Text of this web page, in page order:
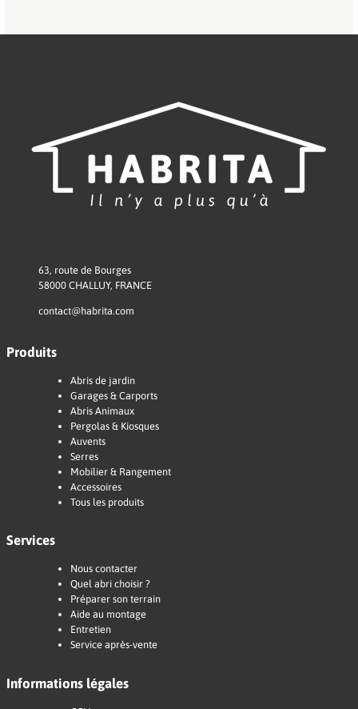
63, route de Bourges
58000 CHALLUY, FRANCE
contact@habrita.com
Produits
Abris de jardin
Garages & Carports
Abris Animaux
Pergolas & Kiosques
Auvents
Serres
Mobilier & Rangement
Accessoires
Tous les produits
Services
Nous contacter
Quel abri choisir ?
Préparer son terrain
Aide au montage
Entretien
Service après-vente
Informations légales